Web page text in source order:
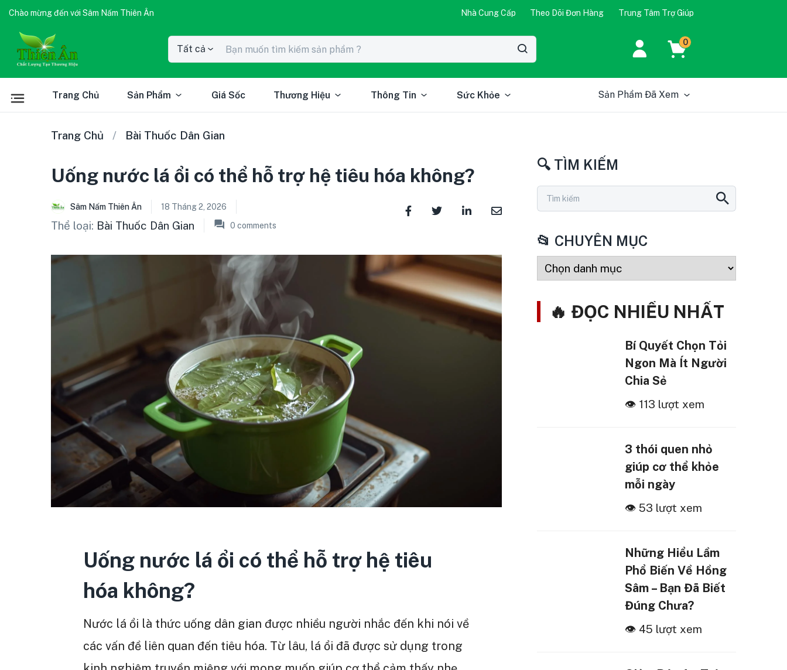
Chào mừng đến với Sâm Nấm Thiên Ân Nhà Cung Cấp Theo Dõi Đơn Hàng Trung Tâm Trợ Giúp
Tất cả
0
Trang Chủ Sản Phẩm Giá Sốc Thương Hiệu Thông Tin Sức Khỏe Sản Phẩm Đã Xem
Trang Chủ Bài Thuốc Dân Gian
Uống nước lá ổi có thể hỗ trợ hệ tiêu hóa không?
Sâm Nấm Thiên Ân 18 Tháng 2, 2026
Thể loại: Bài Thuốc Dân Gian 0 comments
Uống nước lá ổi có thể hỗ trợ hệ tiêu
hóa không?
Nước lá ổi là thức uống dân gian được nhiều người nhắc đến khi nói về
các vấn đề liên quan đến tiêu hóa. Từ lâu, lá ổi đã được sử dụng trong
🔍 TÌM KIẾM
📂 CHUYÊN MỤC
🔥 ĐỌC NHIỀU NHẤT
Bí Quyết Chọn Tỏi
Ngon Mà Ít Người
Chia Sẻ
👁 113 lượt xem
3 thói quen nhỏ
giúp cơ thể khỏe
mỗi ngày
👁 53 lượt xem
Những Hiểu Lầm
Phổ Biến Về Hồng
Sâm – Bạn Đã Biết
Đúng Chưa?
👁 45 lượt xem